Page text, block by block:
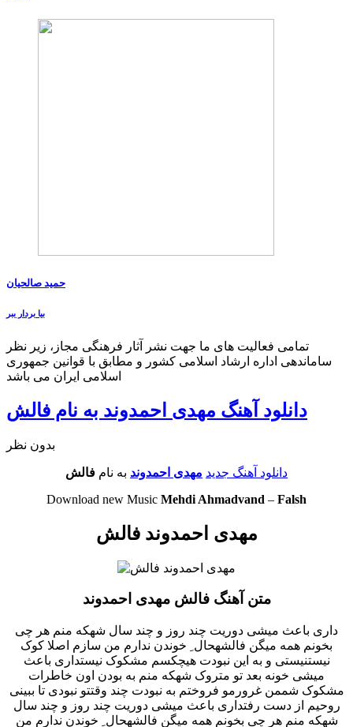
حمید صالحیان
بیا بردار ببر
تمامی فعالیت های ما جهت نشر آثار فرهنگی مجاز، زیر نظر
ساماندهی اداره ارشاد اسلامی کشور و مطابق با قوانین جمهوری
اسلامی ایران می باشد
دانلود آهنگ مهدی احمدوند به نام فالش
بدون نظر
دانلود آهنگ جدید مهدی احمدوند به نام فالش
Download new Music Mehdi Ahmadvand – Falsh
مهدی احمدوند فالش
متن آهنگ فالش مهدی احمدوند
داری باعث میشی دوریت چند روز و چند سال شهکه منم هر چی
بخونم همه میگن فالشهحال ِ خوندن ندارم من سازم اصلا کوک
نیستنیستی و به این نبودت هیچکسم مشکوک نیستداری باعث
میشی خونه بعد تو متروک شهکه منم به بودن اون خاطرات
مشکوک شممن غرورمو فروختم به نبودت چند وقتتو نبودی تا ببینی
روحیم از دست رفتداری باعث میشی دوریت چند روز و چند سال
شهکه منم هر چی بخونم همه میگن فالشهحال ِ خوندن ندارم من